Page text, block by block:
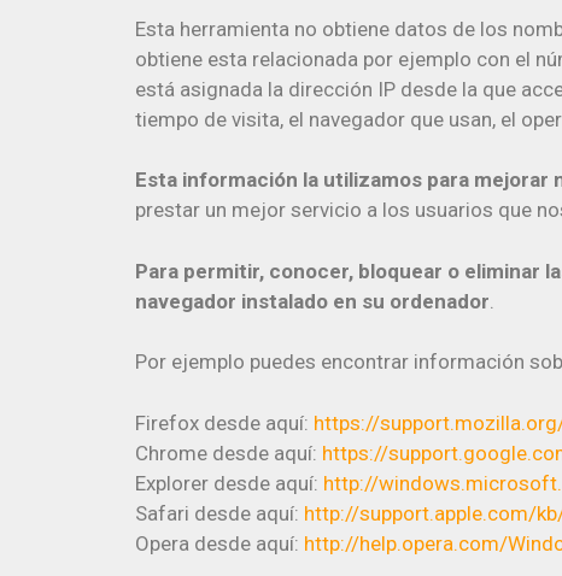
Esta herramienta no obtiene datos de los
obtiene esta relacionada por ejemplo con el
está asignada la dirección IP desde la que
tiempo de visita, el navegador que usan, el
Esta información la utilizamos para mejorar
prestar un mejor servicio a los usuarios que
Para permitir, conocer, bloquear o eliminar
navegador instalado en su ordenador
Por ejemplo puedes encontrar información
Firefox desde aquí: https://
Chrome desde aquí: https://
Explorer desde aquí: http://
Safari desde aquí: http://support.apple.com/
Opera desde aquí: http://help.opera.com/